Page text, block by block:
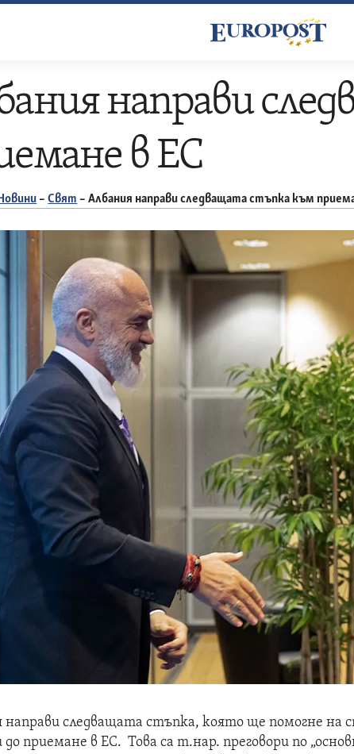
направи
в ЕС
–Свят –Албания направи следващата стъпка към
направи следващата стъпка, която ще помогне на
до приемане в ЕС. Това са т.нар. преговори по